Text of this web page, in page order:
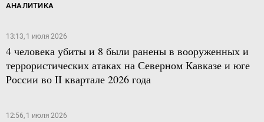
АНАЛИТИКА
13:13, 1 июля 2026
4 человека убиты и 8 были ранены в вооруженных и
террористических атаках на Северном Кавказе и юге
России во II квартале 2026 года
12:56, 1 июля 2026